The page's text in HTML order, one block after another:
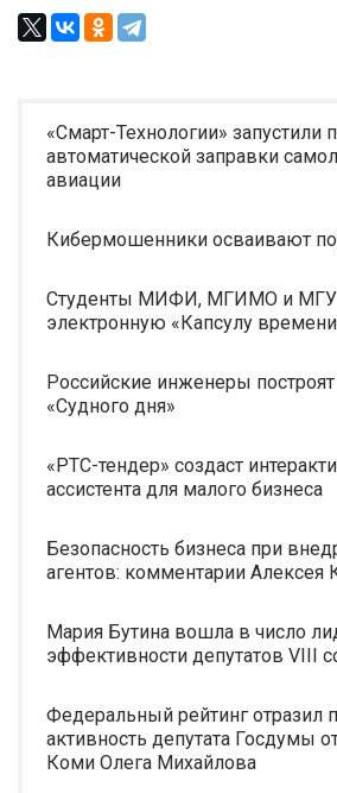
«Смарт-Технологии» запустили
автоматической заправки
авиации
Кибермошенники осваивают
Студенты МИФИ, МГИМО и МГУ
электронную «Капсулу
Российские инженеры
«Судного дня»
«РТС-тендер» создаст
ассистента для малого бизнеса
Безопасность бизнеса при
агентов: комментарии Алексея
Мария Бутина вошла в число
эффективности депутатов VIII
Федеральный рейтинг отразил
активность депутата Госдумы
Коми Олега Михайлова